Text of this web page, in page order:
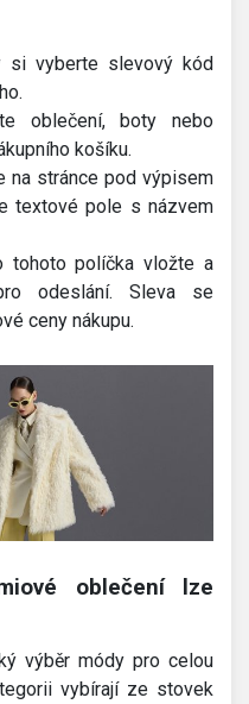
si vyberte slevový kód
oblečení, boty nebo
košíku.
na stránce pod výpisem
textové pole s názvem
tohoto políčka vložte a
odeslání. Sleva se
ceny nákupu.
oblečení lze
výběr módy pro celou
vybírají ze stovek